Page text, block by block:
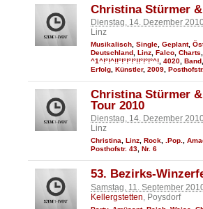
Christina Stürmer
Dienstag, 14. Dezember
Linz
Musikalisch Single Geplant,
Deutschland Linz Falco Charts
^1^!°!^!!°!°!°!°!!°!°!°^! 4020 Band
Erfolg Künstler, 2009
Christina Stürmer
Tour 2010
Dienstag, 14. Dezember
Linz
Christina, Linz, Rock, .Pop.,
Posthofstr. 43, Nr. 6
53. Bezirks-
Samstag, 11. September
Kellergstetten , Poysdorf